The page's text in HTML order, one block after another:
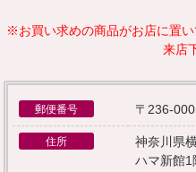
※お買い求めの商品がお店に置
来店
郵便番号 〒236-
住所
神奈川県
ハマ新館1